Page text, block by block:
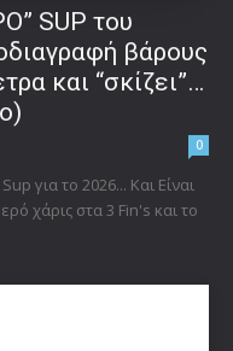
SUP του
βάρους
και “σκίζει”…
0
για το 2026... Και Είναι
χάρις στα 3 Fin's και το